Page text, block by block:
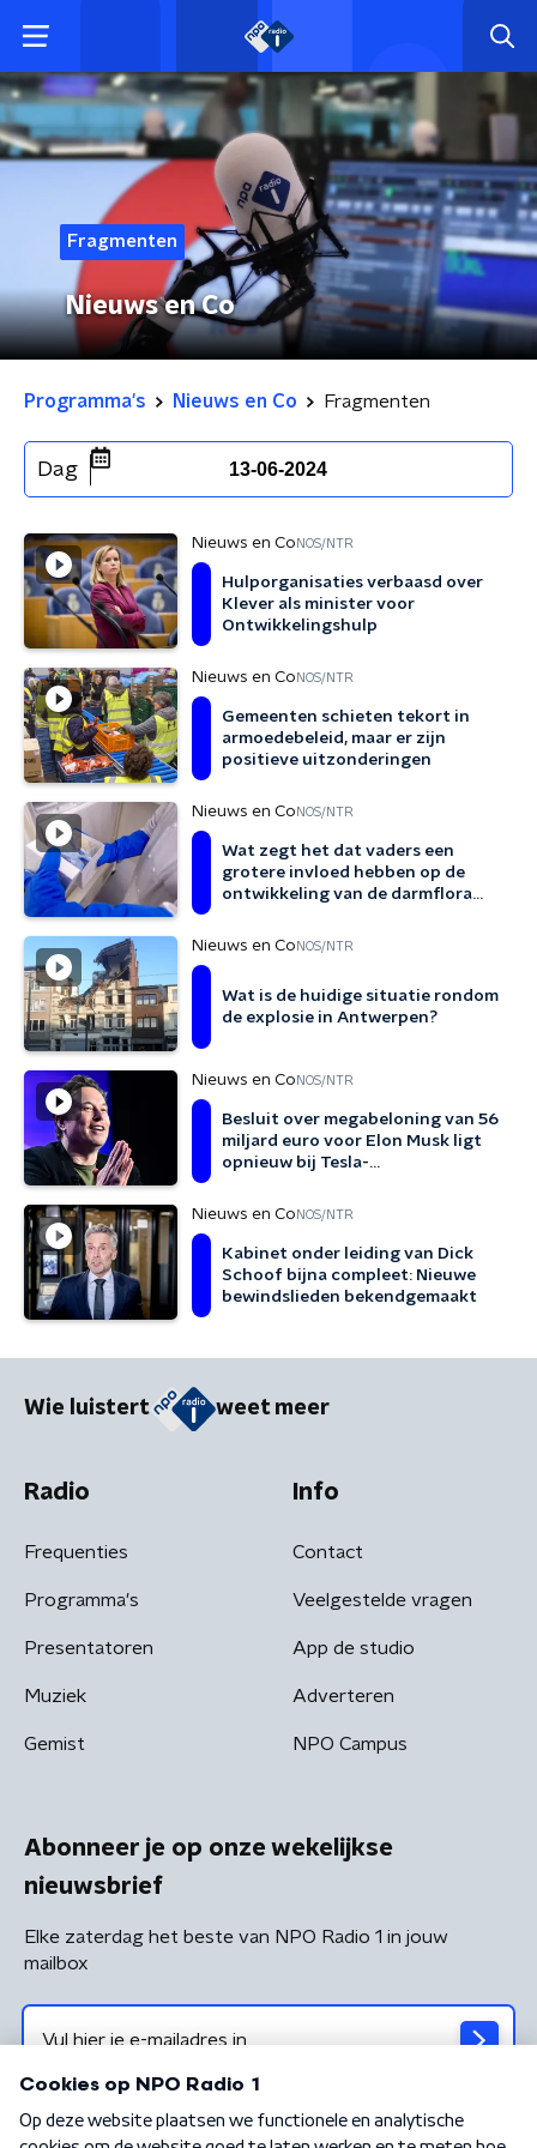
Fragmenten
Nieuws en Co
Programma's Nieuws en Co Fragmenten
Dag 13-06-2024
Nieuws en Co NOS/NTR
Hulporganisaties verbaasd over
Klever als minister voor
Ontwikkelingshulp
Nieuws en Co NOS/NTR
Gemeenten schieten tekort in
armoedebeleid, maar er zijn
positieve uitzonderingen
Nieuws en Co NOS/NTR
Wat zegt het dat vaders een
grotere invloed hebben op de
ontwikkeling van de darmflora
Nieuws en Co NOS/NTR
Wat is de huidige situatie rondom
de explosie in Antwerpen?
Nieuws en Co NOS/NTR
Besluit over megabeloning van 56
miljard euro voor Elon Musk ligt
opnieuw bij Tesla-
Nieuws en Co NOS/NTR
Kabinet onder leiding van Dick
Schoof bijna compleet: Nieuwe
bewindslieden bekendgemaakt
Wie luistert weet meer
Radio
Frequenties
Programma's
Presentatoren
Muziek
Gemist
Info
Contact
Veelgestelde vragen
App de studio
Adverteren
NPO Campus
Abonneer je op onze wekelijkse
nieuwsbrief
Elke zaterdag het beste van NPO Radio 1 in jouw
mailbox